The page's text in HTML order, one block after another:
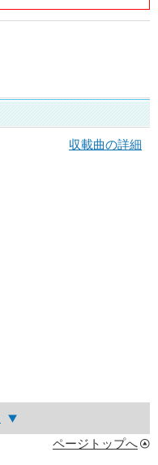
収載曲の詳細
ページトップへ